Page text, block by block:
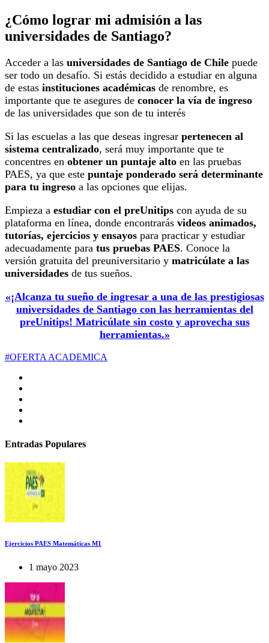
¿Cómo lograr mi admisión a las
universidades de Santiago?
Acceder a las universidades de Santiago de Chile puede
ser todo un desafío. Si estás decidido a estudiar en alguna
de estas instituciones académicas de renombre, es
importante que te asegures de conocer la vía de ingreso
de las universidades que son de tu interés
Si las escuelas a las que deseas ingresar pertenecen al
sistema centralizado, será muy importante que te
concentres en obtener un puntaje alto en las pruebas
PAES, ya que este puntaje ponderado será determinante
para tu ingreso a las opciones que elijas.
Empieza a estudiar con el preUnitips con ayuda de su
plataforma en línea, donde encontrarás videos animados,
tutorías, ejercicios y ensayos para practicar y estudiar
adecuadamente para tus pruebas PAES. Conoce la
versión gratuita del preuniversitario y matricúlate a las
universidades de tus sueños.
«¡Alcanza tu sueño de ingresar a una de las prestigiosas
universidades de Santiago con las herramientas del
preUnitips! Matricúlate sin costo y aprovecha sus
herramientas.»
#OFERTA ACADEMICA
Entradas Populares
Ejercicios PAES Matemáticas M1
1 mayo 2023